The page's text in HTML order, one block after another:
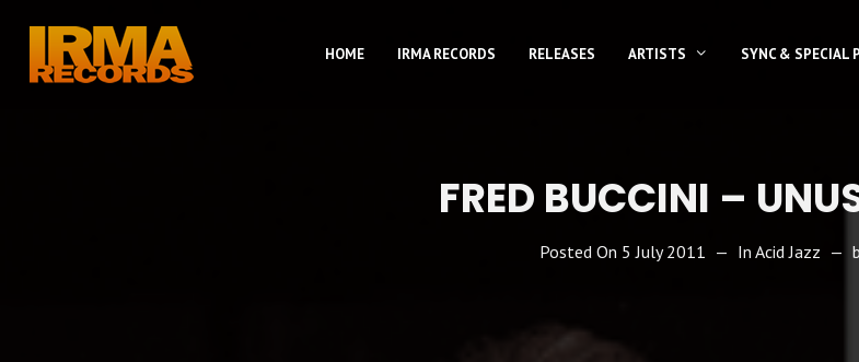
HOME IRMA RECORDS RELEASES ARTISTS SYNC & SPECIAL
FRED BUCCINI –
Posted On 5 July 2011 In Acid Jazz